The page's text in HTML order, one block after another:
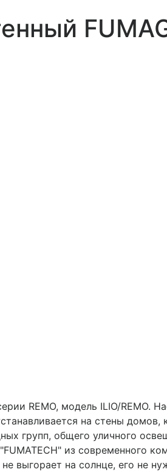
REMO, модель ILIO/REMO.
на стены домов,
групп, общего уличного
из современного
выгорает на солнце, его не